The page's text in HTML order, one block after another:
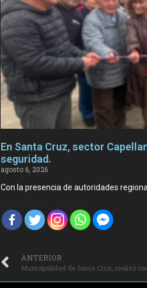
En Santa Cruz, sector
seguridad.
agosto 6, 2026
Con la presencia de autoridades
ANTERIOR